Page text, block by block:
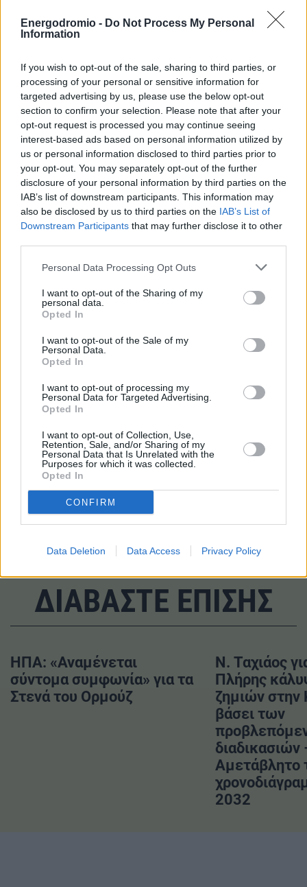
Energodromio - Do Not Process My Personal
Information
If you wish to opt-out of the sale, sharing to third parties, or
processing of your personal or sensitive information for
targeted advertising by us, please use the below opt-out
section to confirm your selection. Please note that after your
opt-out request is processed you may continue seeing
interest-based ads based on personal information utilized by
us or personal information disclosed to third parties prior to
your opt-out. You may separately opt-out of the further
disclosure of your personal information by third parties on the
IAB’s list of downstream participants. This information may
also be disclosed by us to third parties on the IAB’s List of
Downstream Participants that may further disclose it to other
Personal Data Processing Opt Outs
I want to opt-out of the Sharing of my
personal data.
Opted In
I want to opt-out of the Sale of my
Personal Data.
Opted In
I want to opt-out of processing my
Personal Data for Targeted Advertising.
Opted In
I want to opt-out of Collection, Use,
Retention, Sale, and/or Sharing of my
Personal Data that Is Unrelated with the
Purposes for which it was collected.
Opted In
CONFIRM
Data Deletion Data Access Privacy Policy
επιβατών εξωτερικού και εσωτερικού) 11μηνου 2024
(Ιανουάριος- Νοέμβριος) ανήλθε στους 11.733.395
διάστημα του 2023.
Πρωτιά το «Νίκος Καζαντζάκης» ανάμεσα στα
περιφερειακά αεροδρόμια
Αξίζει να σημειωθεί πως και τον μήνα Νοέμβριο τη
μεγαλύτερη επιβατική κίνηση καταγράφει το αεροδρόμιο
«Νίκος Καζαντζάκης» ανάμεσα στα περιφερειακά
αεροδρόμια. Το κρατικό αεροδρόμιο Ηρακλείου «Νίκος
επιβάτες, ήτοι ποσοστό αύξησης 26,3% σε σχέση με
πέρυσι, όπου είχαν εξυπηρετηθεί για τον ίδιο μήνα
178.376 επιβάτες. Παράλληλα, οι πιο σημαντικές
ποσοστιαίες αυξήσεις επιβατικής κίνησης στα
αεροδρόμια διαχείρισης της ΥΠΑ τον Νοέμβριο του 2024
σε σύγκριση με το 2023, καταγράφηκαν στο αεροδρόμιο
αεροδρόμιο Αστυπάλαιας +29,9%.
#«Νίκος Καζαντζάκης»
#Αεροδρόμια
#Αεροπορικά ταξίδια
#Επιβατική κίνηση
ΔΙΑΒΑΣΤΕ ΕΠΙΣΗΣ
ΗΠΑ: «Αναμένεται
σύντομα συμφωνία» για τα
Στενά του Ορμούζ
Ν. Ταχιάος
Πλήρης
ζημιών στην
βάσει των
διαδικασιών
Αμετάβλητο
2032